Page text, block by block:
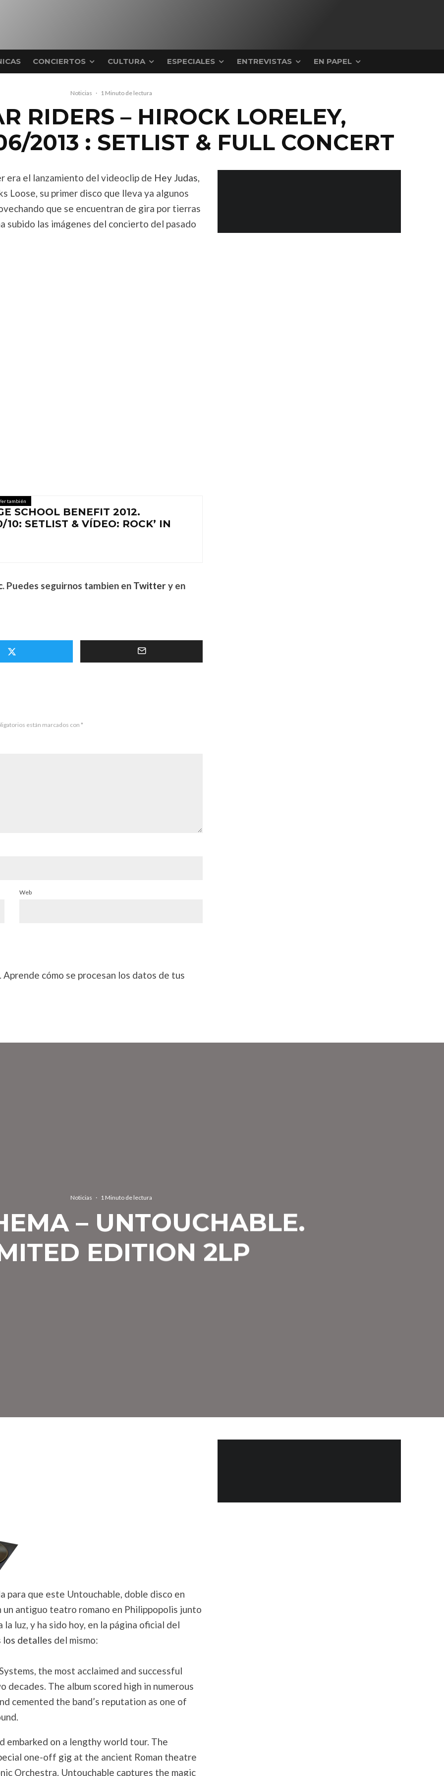
CONCIERTOS CULTURA ESPECIALES ENTREVISTAS EN PAPEL
Noticias · 1 Minuto de lectura
RIDERS – HIROCK LORELEY,
2013 : SETLIST & FULL CONCERT
era el lanzamiento del videoclip de Hey Judas,
Loose, su primer disco que lleva ya algunos
que se encuentran de gira por tierras
subido las imágenes del concierto del pasado
también
SCHOOL BENEFIT 2012.
SETLIST & VÍDEO: ROCK’ IN
. Puedes seguirnos tambien en Twittery en
están marcados con *
Web
Aprende cómo se procesan los datos de tus
Noticias · 1 Minuto de lectura
– UNTOUCHABLE.
EDITION 2LP
para que este Untouchable, doble disco en
antiguo teatro romano en Philippopolis junto
luz, y ha sido hoy, en la página oficial del
los detalles del mismo:
the most acclaimed and successful
decades. The album scored high in numerous
cemented the band’s reputation as one of
embarked on a lengthy world tour. The
one-off gig at the ancient Roman theatre
Orchestra. Untouchable captures the magic